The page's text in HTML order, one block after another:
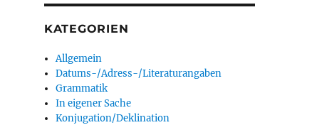
KATEGORIEN
Allgemein
Datums-/Adress-/Literaturangaben
Grammatik
In eigener Sache
Konjugation/Deklination